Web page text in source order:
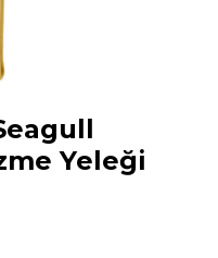
Yeleği